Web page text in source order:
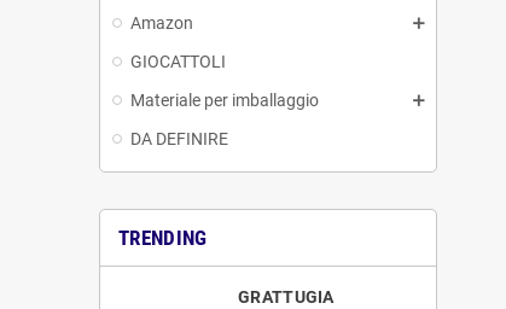
Amazon
GIOCATTOLI
Materiale per imballaggio
DA DEFINIRE
TRENDING
GRATTUGIA